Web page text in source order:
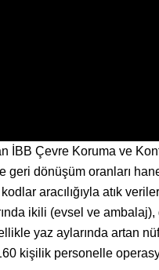
İBB Çevre Koruma ve
geri dönüşüm oranları
aracılığıyla atık
ikili (evsel ve
yaz aylarında artan
kişilik personelle